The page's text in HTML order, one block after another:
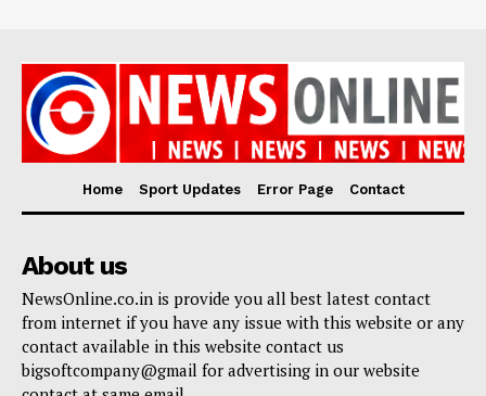
Home Sport Updates Error Page Contact
About us
NewsOnline.co.in is provide you all best latest contact
from internet if you have any issue with this website or any
contact available in this website contact us
bigsoftcompany@gmail for advertising in our website